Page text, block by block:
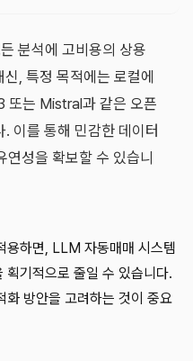
분석에 고비용의 상용
, 특정 목적에는 로컬에
또는 Mistral과 같은 오픈
이를 통해 민감한 데이터
연성을 확보할 수 있습니
용하면, LLM 자동매매 시스템
기적으로 줄일 수 있습니다.
화 방안을 고려하는 것이 중요